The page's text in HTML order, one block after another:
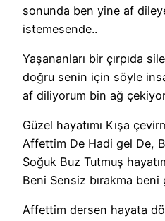
sonunda ben yine af
istemesende..
Yaşananları bir çırpıda
doğru senin için söyle
af diliyorum bin ağ
Güzel hayatımı Kışa
Affettim De Hadi gel De,
Soğuk Buz Tutmuş
Beni Sensiz bırakma beni
Affettim dersen hayata